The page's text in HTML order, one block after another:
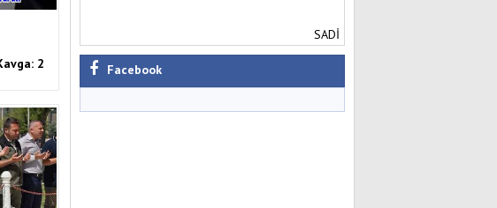
2
SADİ
Facebook